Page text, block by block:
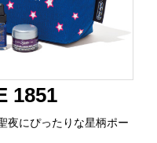
1851
夜にぴったりな星柄ポー